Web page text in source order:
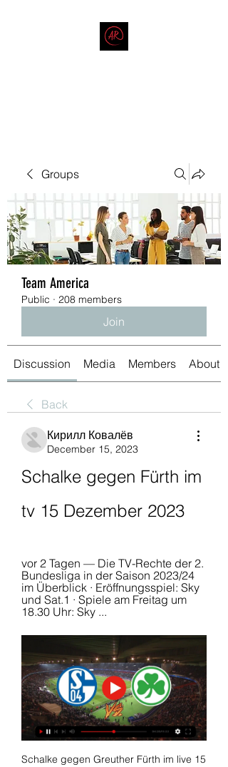
Groups
Team America
Public · 208 members
Join
Discussion Media Members About
Back
Кирилл Ковалёв
December 15, 2023
Schalke gegen Fürth im
tv 15 Dezember 2023
vor 2 Tagen — Die TV-Rechte der 2.
Bundesliga in der Saison 2023/24
im Überblick · Eröffnungsspiel: Sky
und Sat.1 · Spiele am Freitag um
18.30 Uhr: Sky ...
Schalke gegen Greuther Fürth im live 15